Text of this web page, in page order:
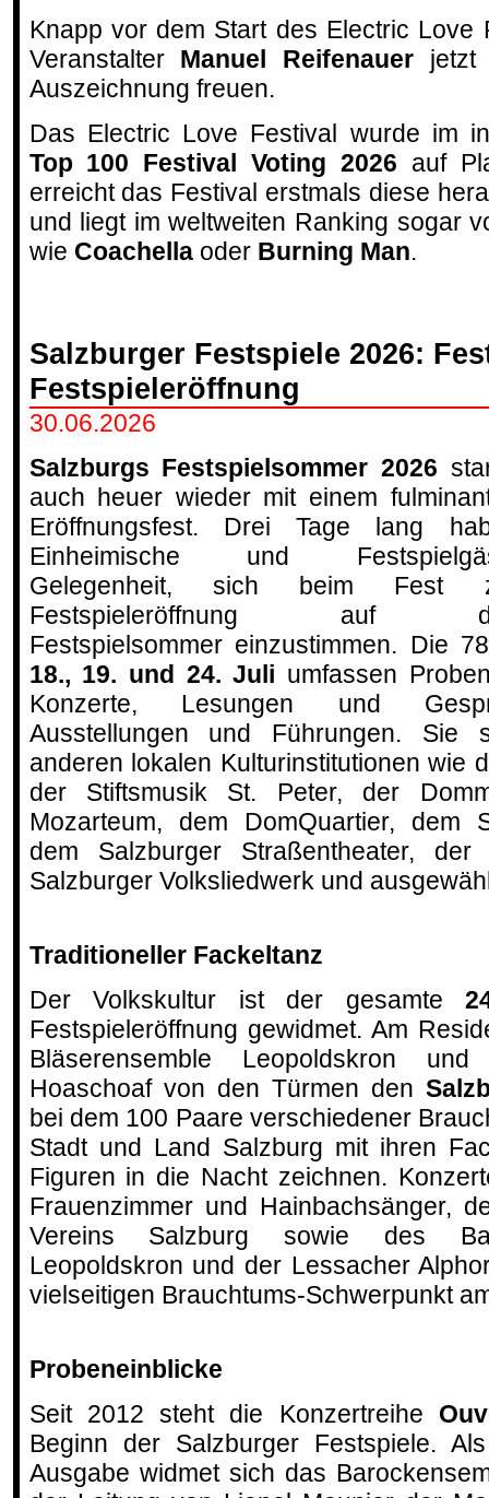
Knapp vor dem Start des Electric Love
Veranstalter Manuel Reifenauer jetzt
Auszeichnung freuen.
Das Electric Love Festival wurde im
Top 100 Festival Voting 2026 auf
erreicht das Festival erstmals diese
und liegt im weltweiten Ranking sogar
wie Coachellaoder Burning Man.
Salzburger Festspiele 2026:
Festspieleröffnung
30.06.2026
Salzburgs Festspielsommer 2026
auch heuer wieder mit einem
Eröffnungsfest. Drei Tage lang
Einheimische und
Gelegenheit, sich beim Fest
Festspieleröffnung auf
Festspielsommer einzustimmen. Die
18., 19. und 24. Juli umfassen
Konzerte, Lesungen und
Ausstellungen und Führungen. Sie
anderen lokalen Kulturinstitutionen wie
der Stiftsmusik St. Peter, der
Mozarteum, dem DomQuartier, dem
dem Salzburger Straßentheater,
Salzburger Volksliedwerk und
Traditioneller Fackeltanz
Der Volkskultur ist der gesamte
Festspieleröffnung gewidmet. Am
Bläserensemble Leopoldskron
Hoaschoaf von den Türmen den
bei dem 100 Paare verschiedener
Stadt und Land Salzburg mit ihren
Figuren in die Nacht zeichnen.
Frauenzimmer und Hainbachsänger,
Vereins Salzburg sowie des
Leopoldskron und der Lessacher
vielseitigen Brauchtums-Schwerpunkt
Probeneinblicke
Seit 2012 steht die Konzertreihe
Beginn der Salzburger Festspiele.
Ausgabe widmet sich das